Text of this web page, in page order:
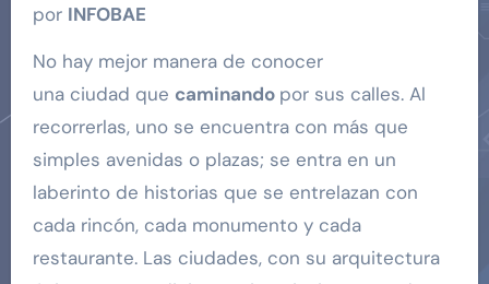
por INFOBAE
No hay mejor manera de conocer
una ciudad que caminando por sus calles. Al
recorrerlas, uno se encuentra con más que
simples avenidas o plazas; se entra en un
laberinto de historias que se entrelazan con
cada rincón, cada monumento y cada
restaurante. Las ciudades, con su arquitectura